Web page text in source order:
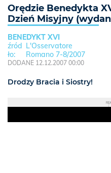
Orędzie Benedykta
Dzień Misyjny
BENEDYKT XVI
L'Osservatore
Romano 7-8/2007
DODANE 12.12.2007 00:00
Drodzy Bracia i Siostry!